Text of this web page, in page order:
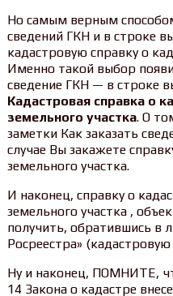
Но самым верным
сведений ГКН и в строке
кадастровую справку о
Именно такой выбор
сведение ГКН — в строке
Кадастровая справка о
земельного участка. О
заметки Как заказать
случае Вы закажете
земельного участка.
И наконец, справку о
земельного участка ,
получить, обратившись в
Росреестра» (кадастровую
Ну и наконец, ПОМНИТЕ,
14 Закона о кадастре